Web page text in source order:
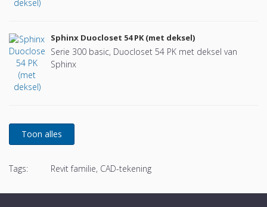
Sphinx Duocloset 54 PK (met deksel)
Serie 300 basic, Duocloset 54 PK met deksel van
Sphinx
Tags: Revit familie, CAD-tekening